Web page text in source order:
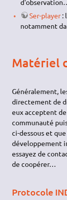
Ser-player:
notamment
Matériel
Généralement,
directement de
eux acceptent
communauté
ci-dessous et
développement
essayez de
de coopérer…
Protocole